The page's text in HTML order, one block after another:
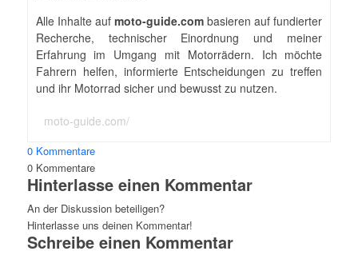
Alle Inhalte auf moto-guide.com basieren auf fundierter
Recherche, technischer Einordnung und meiner
Erfahrung im Umgang mit Motorrädern. Ich möchte
Fahrern helfen, informierte Entscheidungen zu treffen
und ihr Motorrad sicher und bewusst zu nutzen.
moto-guide.com/
0 Kommentare
0 Kommentare
Hinterlasse einen Kommentar
An der Diskussion beteiligen?
Hinterlasse uns deinen Kommentar!
Schreibe einen Kommentar